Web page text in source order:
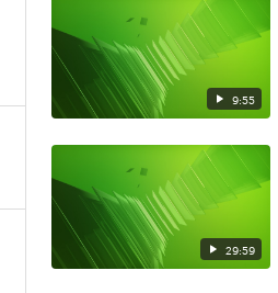
9:55
29:59